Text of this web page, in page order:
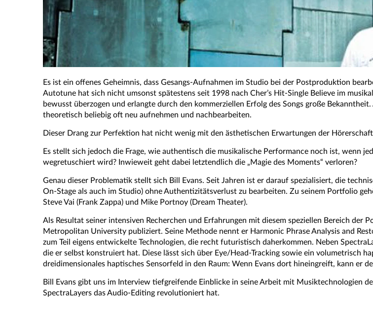
Es ist ein offenes Geheimnis, dass Gesangs-Aufnahmen im Studio bei der Postproduktion
Autotune hat sich nicht umsonst spätestens seit 1998 nach Cher’s Hit-Single Believe im
bewusst überzogen und erlangte durch den kommerziellen Erfolg des Songs große
theoretisch beliebig oft neu aufnehmen und nachbearbeiten.
Dieser Drang zur Perfektion hat nicht wenig mit den ästhetischen Erwartungen der
Es stellt sich jedoch die Frage, wie authentisch die musikalische Performance noch ist, wenn
wegretuschiert wird? Inwieweit geht dabei letztendlich die „Magie des Moments“ verloren?
Genau dieser Problematik stellt sich Bill Evans. Seit Jahren ist er darauf spezialisiert, die
On-Stage als auch im Studio) ohne Authentizitätsverlust zu bearbeiten. Zu seinem Portfolio
Steve Vai (Frank Zappa) und Mike Portnoy (Dream Theater).
Als Resultat seiner intensiven Recherchen und Erfahrungen mit diesem speziellen Bereich
Metropolitan University publiziert. Seine Methode nennt er Harmonic Phrase Analysis and
zum Teil eigens entwickelte Technologien, die recht futuristisch daherkommen. Neben
die er selbst konstruiert hat. Diese lässt sich über Eye/Head-Tracking sowie ein volumetrisch
dreidimensionales haptisches Sensorfeld in den Raum: Wenn Evans dort hineingreift, kann er
Bill Evans gibt uns im Interview tiefgreifende Einblicke in seine Arbeit mit Musiktechnologien
SpectraLayers das Audio-Editing revolutioniert hat.